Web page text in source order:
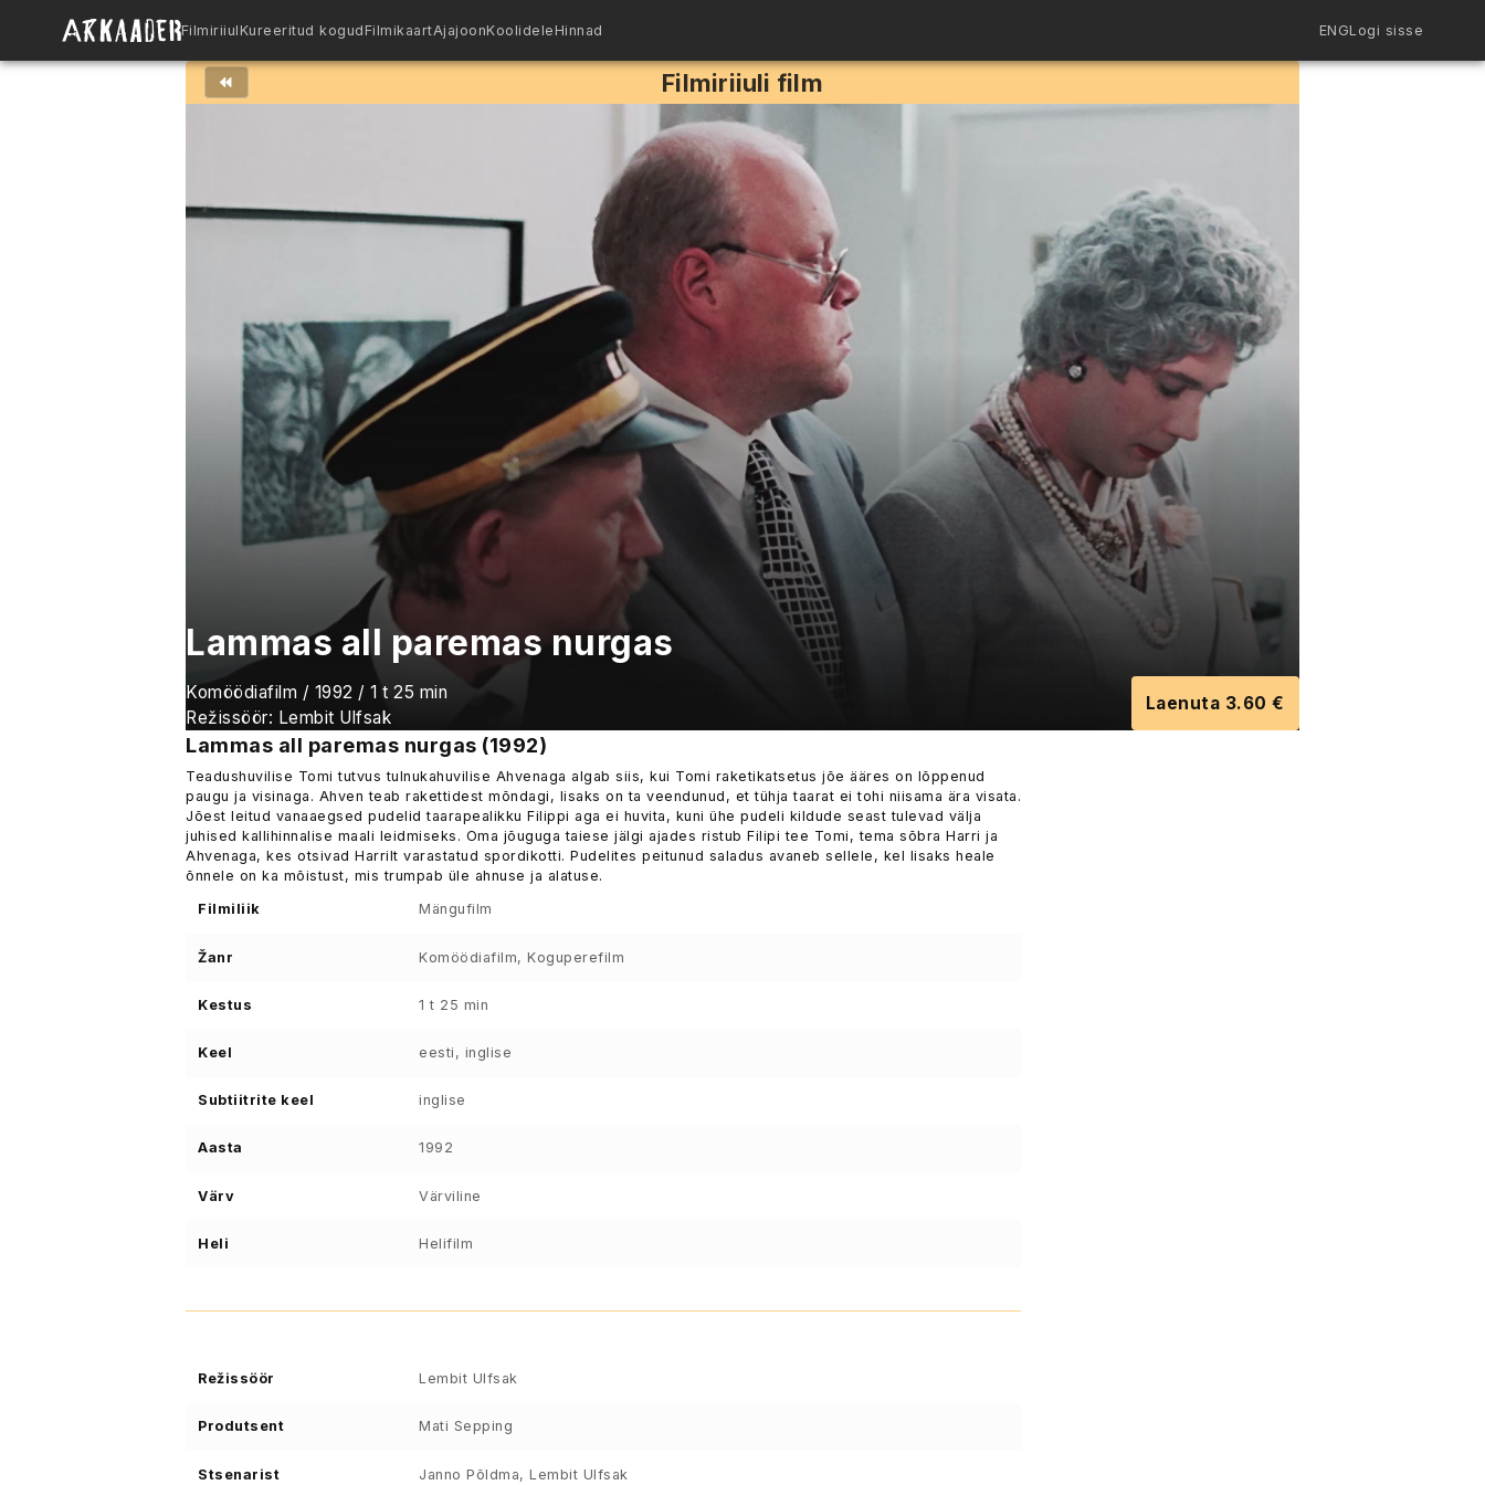
Filmiriiul Kureeritud kogud FilmikaartAjajoonKoolidele Hinnad ENGLogi sisse
Filmiriiuli film
Lammas all paremas nurgas
Komöödiafilm / 1992 / 1 t 25 min
Režissöör: Lembit Ulfsak
Laenuta 3.60 €
Lammas all paremas nurgas (1992)
Teadushuvilise Tomi tutvus tulnukahuvilise Ahvenaga algab siis, kui Tomi raketikatsetus jõe ääres on lõppenud
paugu ja visinaga. Ahven teab rakettidest mõndagi, lisaks on ta veendunud, et tühja taarat ei tohi niisama ära visata.
Jõest leitud vanaaegsed pudelid taarapealikku Filippi aga ei huvita, kuni ühe pudeli kildude seast tulevad välja
juhised kallihinnalise maali leidmiseks. Oma jõuguga taiese jälgi ajades ristub Filipi tee Tomi, tema sõbra Harri ja
Ahvenaga, kes otsivad Harrilt varastatud spordikotti. Pudelites peitunud saladus avaneb sellele, kel lisaks heale
õnnele on ka mõistust, mis trumpab üle ahnuse ja alatuse.
Filmiliik Mängufilm
Žanr Komöödiafilm, Koguperefilm
Kestus 1 t 25 min
Keel eesti, inglise
Subtiitrite keel inglise
Aasta 1992
Värv Värviline
Heli Helifilm
Režissöör Lembit Ulfsak
Produtsent Mati Sepping
Stsenarist Janno Põldma, Lembit Ulfsak